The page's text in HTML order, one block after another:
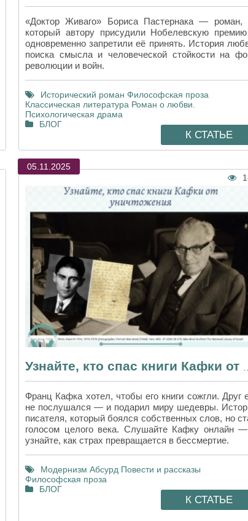
«Доктор Живаго» Бориса Пастернака — роман,
который автору присудили Нобелевскую
одновременно запретили её принять. История
поиска смысла и человеческой стойкости на
революции и войн.
Исторический роман Философская проза
Классическая литература Роман о любви.
Психологическая драма
БЛОГ
К СТАТЬЕ
05.11.2025
Франц Кафка хотел, чтобы его книги сожгли. Друг
не послушался — и подарил миру шедевры.
писателя, который боялся собственных слов, но
голосом целого века. Слушайте Кафку онлайн
узнайте, как страх превращается в бессмертие.
Модернизм Абсурд Повести и рассказы
Философская проза
БЛОГ
К СТАТЬЕ